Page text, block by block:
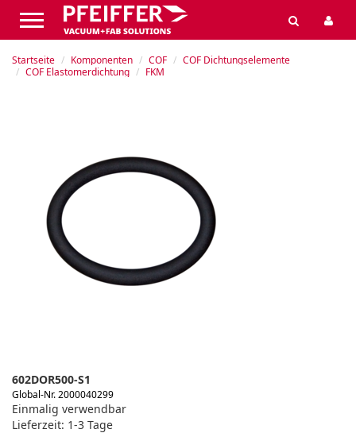
Startseite Komponenten COF
COF Dichtungselemente
COF Elastomerdichtung
FKM
602DOR500-S1
Global-Nr. 2000040299
Einmalig verwendbar
Lieferzeit: 1-3 Tage